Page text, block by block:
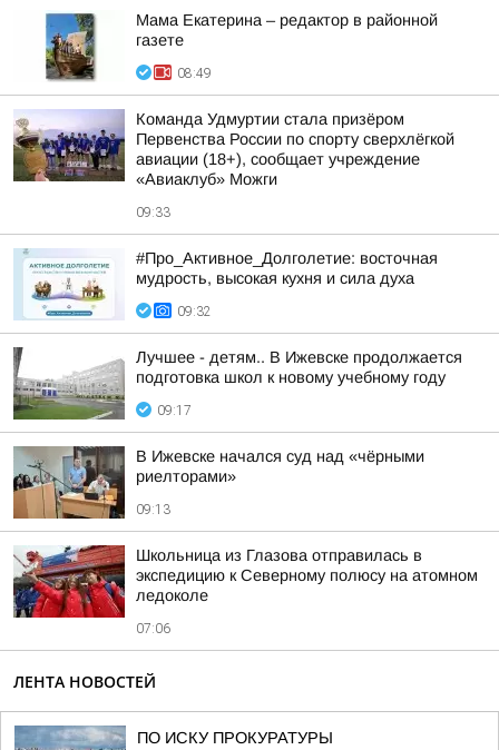
Мама Екатерина – редактор в районной
газете
08:49
Команда Удмуртии стала призёром
Первенства России по спорту сверхлёгкой
авиации (18+), сообщает учреждение
«Авиаклуб» Можги
09:33
#Про_Активное_Долголетие: восточная
мудрость, высокая кухня и сила духа
09:32
Лучшее - детям.. В Ижевске продолжается
подготовка школ к новому учебному году
09:17
В Ижевске начался суд над «чёрными
риелторами»
09:13
Школьница из Глазова отправилась в
экспедицию к Северному полюсу на атомном
ледоколе
07:06
ЛЕНТА НОВОСТЕЙ
ПО ИСКУ ПРОКУРАТУРЫ